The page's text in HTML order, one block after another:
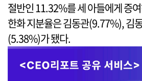
절반인 11.32%를 세 아들에게 증
한화 지분율은 김동관(9.77%), 김
(5.38%)가 됐다.